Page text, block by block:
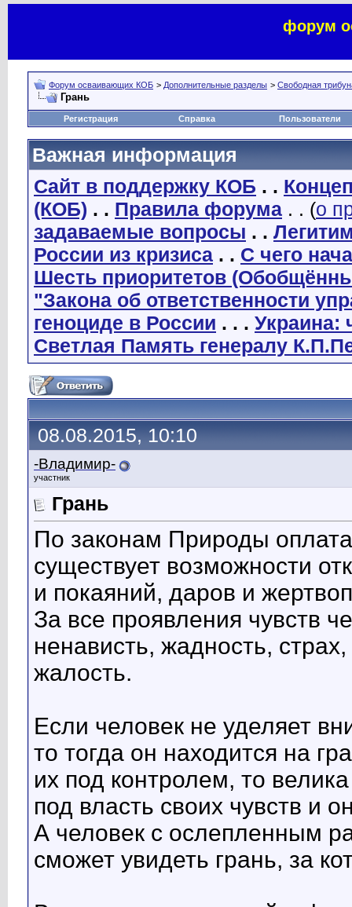
форум
Форум осваивающих КОБ > Дополнительные разделы > Свободная
Грань
Регистрация Справка Пользователи
Важная информация
Сайт в поддержку КОБ . .
(КОБ) . . Правила форума . . (о
задаваемые вопросы . .
России из кризиса . . С чего
Шесть приоритетов
"Закона об ответственности
геноциде в России . . . Украина:
Светлая Память генералу
08.08.2015, 10:10
-Владимир-
участник
Грань
По законам Природы
существует возможности
и покаяний, даров и
За все проявления чувств
ненависть, жадность,
жалость.
Если человек не уделяет
то тогда он находится на
их под контролем, то
под власть своих чувств и
А человек с ослепленным
сможет увидеть грань, за